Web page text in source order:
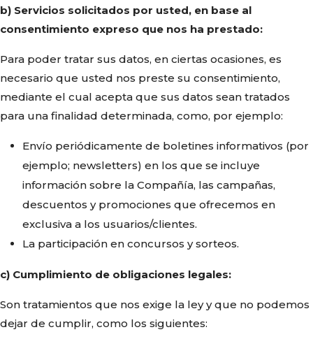
b) Servicios solicitados por usted, en base al
consentimiento expreso que nos ha prestado:
Para poder tratar sus datos, en ciertas ocasiones, es
necesario que usted nos preste su consentimiento,
mediante el cual acepta que sus datos sean tratados
para una finalidad determinada, como, por ejemplo:
Envío periódicamente de boletines informativos (por
ejemplo; newsletters) en los que se incluye
información sobre la Compañía, las campañas,
descuentos y promociones que ofrecemos en
exclusiva a los usuarios/clientes.
La participación en concursos y sorteos.
c) Cumplimiento de obligaciones legales:
Son tratamientos que nos exige la ley y que no podemos
dejar de cumplir, como los siguientes: